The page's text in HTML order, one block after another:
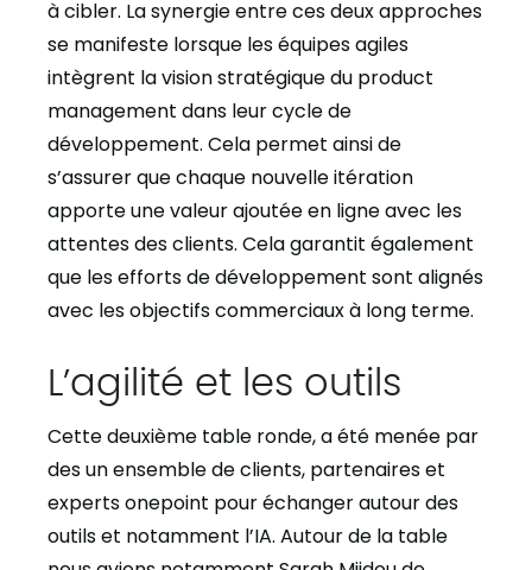
à cibler. La synergie entre ces deux approches
se manifeste lorsque les équipes agiles
intègrent la vision stratégique du product
management dans leur cycle de
développement. Cela permet ainsi de
s’assurer que chaque nouvelle itération
apporte une valeur ajoutée en ligne avec les
attentes des clients. Cela garantit également
que les efforts de développement sont alignés
avec les objectifs commerciaux à long terme.
L’agilité et les outils
Cette deuxième table ronde, a été menée par
des un ensemble de clients, partenaires et
experts onepoint pour échanger autour des
outils et notamment l’IA. Autour de la table